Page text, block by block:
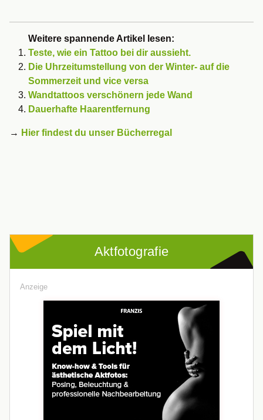
Weitere spannende Artikel lesen:
Teste, wie ein Tattoo bei dir aussieht.
Die Uhrzeitumstellung von der Winter- auf die
Sommerzeit und vice versa
Wandtattoos verschönern jede Wand
Dauerhafte Haarentfernung
→ Hier findest du unser Bücherregal
Aktfotografie
Anzeige